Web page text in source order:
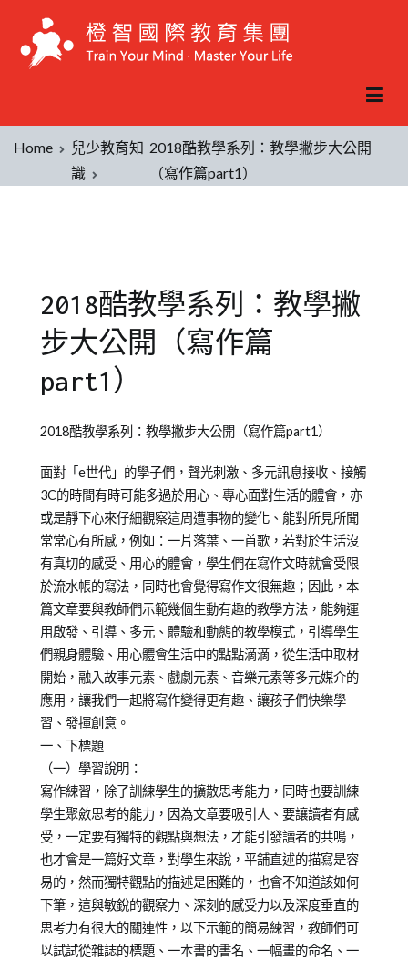
Home
兒少教育知
識
2018酷教學系列：教學撇步大公開
（寫作篇part1）
2018酷教學系列：教學撇
步大公開（寫作篇
part1）
Posted
2018-
03-
14
Posted
兒
少
教
育
知
識
Tagged
養
培
育
2018酷教學系列：教學撇步大公開（寫作篇part1）
面對「e世代」的學子們，聲光刺激、多元訊息接收、接觸
3C的時間有時可能多過於用心、專心面對生活的體會，亦
或是靜下心來仔細觀察這周遭事物的變化、能對所見所聞
常常心有所感，例如：一片落葉、一首歌，若對於生活沒
有真切的感受、用心的體會，學生們在寫作文時就會受限
於流水帳的寫法，同時也會覺得寫作文很無趣；因此，本
篇文章要與教師們示範幾個生動有趣的教學方法，能夠運
用啟發、引導、多元、體驗和動態的教學模式，引導學生
們親身體驗、用心體會生活中的點點滴滴，從生活中取材
開始，融入故事元素、戲劇元素、音樂元素等多元媒介的
應用，讓我們一起將寫作變得更有趣、讓孩子們快樂學
習、發揮創意。
一、下標題
（一）學習說明：
寫作練習，除了訓練學生的擴散思考能力，同時也要訓練
學生聚斂思考的能力，因為文章要吸引人、要讓讀者有感
受，一定要有獨特的觀點與想法，才能引發讀者的共鳴，
也才會是一篇好文章，對學生來說，平舖直述的描寫是容
易的，然而獨特觀點的描述是困難的，也會不知道該如何
下筆，這與敏銳的觀察力、深刻的感受力以及深度垂直的
思考力有很大的關連性，以下示範的簡易練習，教師們可
以試試從雜誌的標題、一本書的書名、一幅畫的命名、一